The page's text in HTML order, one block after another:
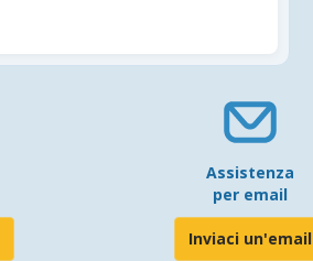
Assistenza
per email
Inviaci un'email